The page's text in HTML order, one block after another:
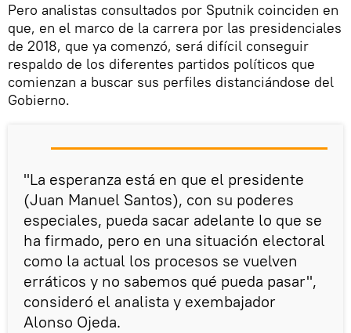
Pero analistas consultados por Sputnik coinciden en
que, en el marco de la carrera por las presidenciales
de 2018, que ya comenzó, será difícil conseguir
respaldo de los diferentes partidos políticos que
comienzan a buscar sus perfiles distanciándose del
Gobierno.
"La esperanza está en que el presidente
(Juan Manuel Santos), con su poderes
especiales, pueda sacar adelante lo que se
ha firmado, pero en una situación electoral
como la actual los procesos se vuelven
erráticos y no sabemos qué pueda pasar",
consideró el analista y exembajador
Alonso Ojeda.